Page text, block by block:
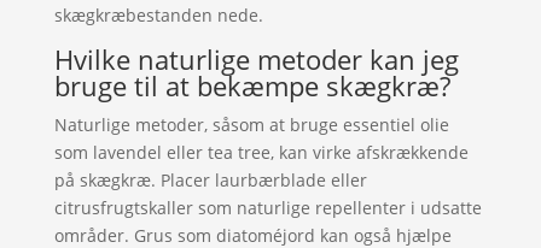
skægkræbestanden nede.
Hvilke naturlige metoder kan jeg
bruge til at bekæmpe skægkræ?
Naturlige metoder, såsom at bruge essentiel olie
som lavendel eller tea tree, kan virke afskrækkende
på skægkræ. Placer laurbærblade eller
citrusfrugtskaller som naturlige repellenter i udsatte
områder. Grus som diatoméjord kan også hjælpe